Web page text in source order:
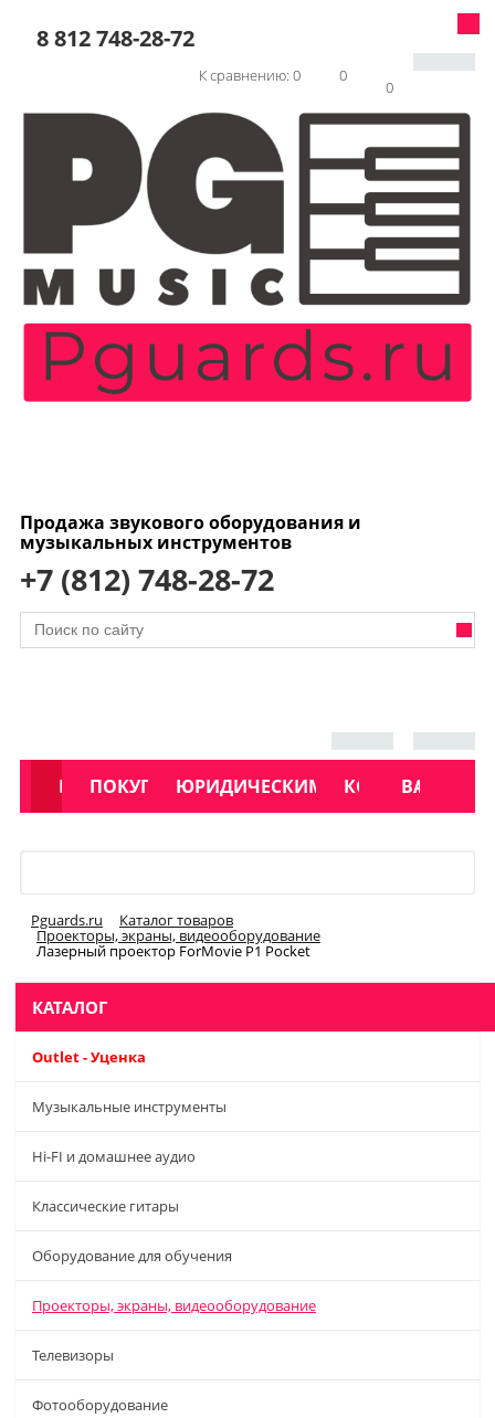
8 812 748-28-72
0
0
К сравнению: 0
Продажа звукового оборудования и
музыкальных инструментов
+7 (812) 748-28-72
АКЦИИ
КАТАЛОГ
ПОКУПАТЕЛЯМЮРИДИЧЕСКИМ ЛИЦАМКОНТАКТЫ
УСЛУГИ
Pguards.ru Каталог товаров
Проекторы, экраны, видеооборудование
Лазерный проектор ForMovie P1 Pocket
КАТАЛОГ
Outlet - Уценка
Музыкальные инструменты
Hi-FI и домашнее аудио
Классические гитары
Оборудование для обучения
Проекторы, экраны, видеооборудование
Телевизоры
Фотооборудование